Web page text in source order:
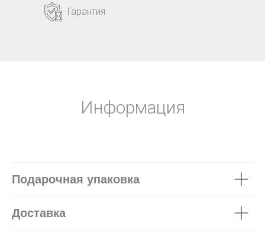
Гарантия
Информация
Подарочная упаковка
Доставка